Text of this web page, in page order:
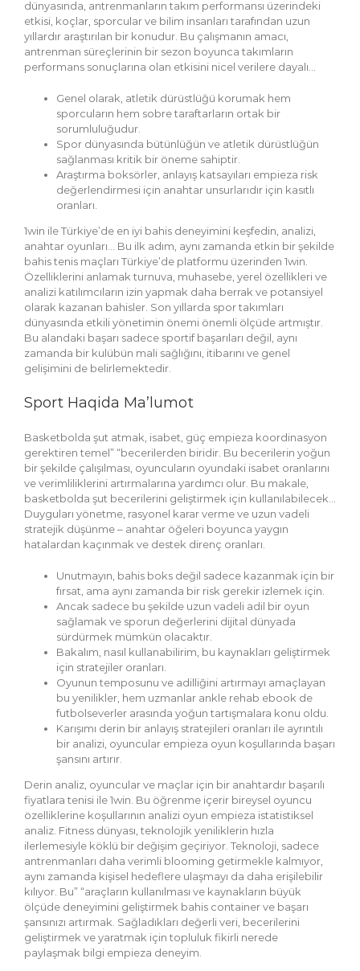
dünyasında, antrenmanların takım performansı üzerindeki
etkisi, koçlar, sporcular ve bilim insanları tarafından uzun
yıllardır araştırılan bir konudur. Bu çalışmanın amacı,
antrenman süreçlerinin bir sezon boyunca takımların
performans sonuçlarına olan etkisini nicel verilere dayalı…
Genel olarak, atletik dürüstlüğü korumak hem
sporcuların hem sobre taraftarların ortak bir
sorumluluğudur.
Spor dünyasında bütünlüğün ve atletik dürüstlüğün
sağlanması kritik bir öneme sahiptir.
Araştırma boksörler, anlayış katsayıları empieza risk
değerlendirmesi için anahtar unsurlarıdır için kasıtlı
oranları.
1win ile Türkiye’de en iyi bahis deneyimini keşfedin, analizi,
anahtar oyunları… Bu ilk adım, aynı zamanda etkin bir şekilde
bahis tenis maçları Türkiye’de platformu üzerinden 1win.
Özelliklerini anlamak turnuva, muhasebe, yerel özellikleri ve
analizi katılımcıların izin yapmak daha berrak ve potansiyel
olarak kazanan bahisler. Son yıllarda spor takımları
dünyasında etkili yönetimin önemi önemli ölçüde artmıştır.
Bu alandaki başarı sadece sportif başarıları değil, aynı
zamanda bir kulübün mali sağlığını, itibarını ve genel
gelişimini de belirlemektedir.
Sport Haqida Ma’lumot
Basketbolda şut atmak, isabet, güç empieza koordinasyon
gerektiren temel” “becerilerden biridir. Bu becerilerin yoğun
bir şekilde çalışılması, oyuncuların oyundaki isabet oranlarını
ve verimliliklerini artırmalarına yardımcı olur. Bu makale,
basketbolda şut becerilerini geliştirmek için kullanılabilecek…
Duyguları yönetme, rasyonel karar verme ve uzun vadeli
stratejik düşünme – anahtar öğeleri boyunca yaygın
hatalardan kaçınmak ve destek direnç oranları.
Unutmayın, bahis boks değil sadece kazanmak için bir
fırsat, ama aynı zamanda bir risk gerekir izlemek için.
Ancak sadece bu şekilde uzun vadeli adil bir oyun
sağlamak ve sporun değerlerini dijital dünyada
sürdürmek mümkün olacaktır.
Bakalım, nasıl kullanabilirim, bu kaynakları geliştirmek
için stratejiler oranları.
Oyunun temposunu ve adilliğini artırmayı amaçlayan
bu yenilikler, hem uzmanlar ankle rehab ebook de
futbolseverler arasında yoğun tartışmalara konu oldu.
Karışımı derin bir anlayış stratejileri oranları ile ayrıntılı
bir analizi, oyuncular empieza oyun koşullarında başarı
şansını artırır.
Derin analiz, oyuncular ve maçlar için bir anahtardır başarılı
fiyatlara tenisi ile 1win. Bu öğrenme içerir bireysel oyuncu
özelliklerine koşullarının analizi oyun empieza istatistiksel
analiz. Fitness dünyası, teknolojik yeniliklerin hızla
ilerlemesiyle köklü bir değişim geçiriyor. Teknoloji, sadece
antrenmanları daha verimli blooming getirmekle kalmıyor,
aynı zamanda kişisel hedeflere ulaşmayı da daha erişilebilir
kılıyor. Bu” “araçların kullanılması ve kaynakların büyük
ölçüde deneyimini geliştirmek bahis container ve başarı
şansınızı artırmak. Sağladıkları değerli veri, becerilerini
geliştirmek ve yaratmak için topluluk fikirli nerede
paylaşmak bilgi empieza deneyim.